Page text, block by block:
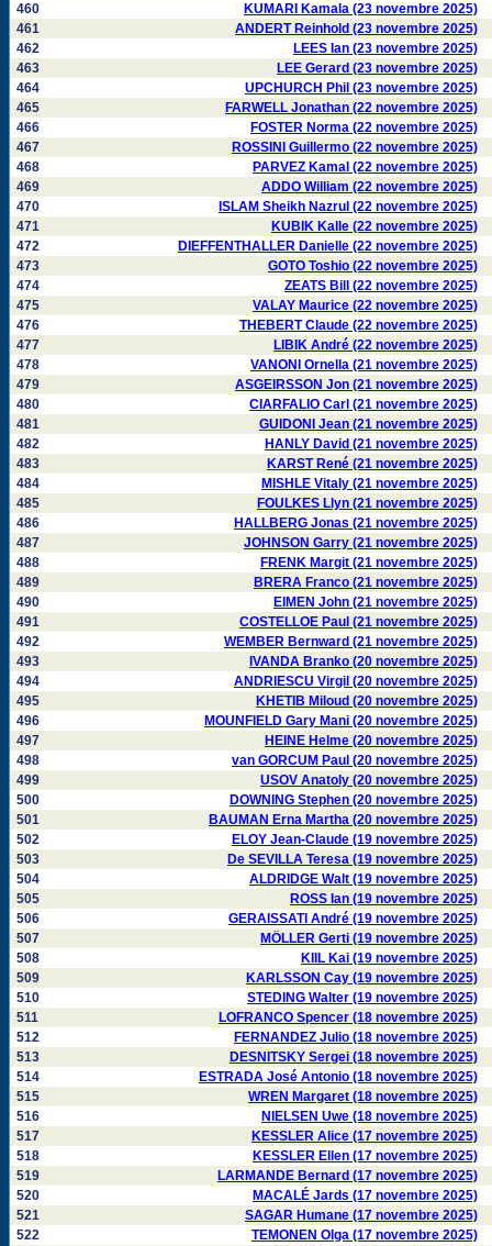
460
KUMARI Kamala (23 novembre 2025)
461
ANDERT Reinhold (23 novembre 2025)
462
LEES Ian (23 novembre 2025)
463
LEE Gerard (23 novembre 2025)
464
UPCHURCH Phil (23 novembre 2025)
465
FARWELL Jonathan (22 novembre 2025)
466
FOSTER Norma (22 novembre 2025)
467
ROSSINI Guillermo (22 novembre 2025)
468
PARVEZ Kamal (22 novembre 2025)
469
ADDO William (22 novembre 2025)
470
ISLAM Sheikh Nazrul (22 novembre 2025)
471
KUBIK Kalle (22 novembre 2025)
472
DIEFFENTHALLER Danielle (22 novembre 2025)
473
GOTO Toshio (22 novembre 2025)
474
ZEATS Bill (22 novembre 2025)
475
VALAY Maurice (22 novembre 2025)
476
THEBERT Claude (22 novembre 2025)
477
LIBIK André (22 novembre 2025)
478
VANONI Ornella (21 novembre 2025)
479
ASGEIRSSON Jon (21 novembre 2025)
480
CIARFALIO Carl (21 novembre 2025)
481
GUIDONI Jean (21 novembre 2025)
482
HANLY David (21 novembre 2025)
483
KARST René (21 novembre 2025)
484
MISHLE Vitaly (21 novembre 2025)
485
FOULKES Llyn (21 novembre 2025)
486
HALLBERG Jonas (21 novembre 2025)
487
JOHNSON Garry (21 novembre 2025)
488
FRENK Margit (21 novembre 2025)
489
BRERA Franco (21 novembre 2025)
490
EIMEN John (21 novembre 2025)
491
COSTELLOE Paul (21 novembre 2025)
492
WEMBER Bernward (21 novembre 2025)
493
IVANDA Branko (20 novembre 2025)
494
ANDRIESCU Virgil (20 novembre 2025)
495
KHETIB Miloud (20 novembre 2025)
496
MOUNFIELD Gary Mani (20 novembre 2025)
497
HEINE Helme (20 novembre 2025)
498
van GORCUM Paul (20 novembre 2025)
499
USOV Anatoly (20 novembre 2025)
500
DOWNING Stephen (20 novembre 2025)
501
BAUMAN Erna Martha (20 novembre 2025)
502
ELOY Jean-Claude (19 novembre 2025)
503
De SEVILLA Teresa (19 novembre 2025)
504
ALDRIDGE Walt (19 novembre 2025)
505
ROSS Ian (19 novembre 2025)
506
GERAISSATI André (19 novembre 2025)
507
MÖLLER Gerti (19 novembre 2025)
508
KIIL Kai (19 novembre 2025)
509
KARLSSON Cay (19 novembre 2025)
510
STEDING Walter (19 novembre 2025)
511
LOFRANCO Spencer (18 novembre 2025)
512
FERNANDEZ Julio (18 novembre 2025)
513
DESNITSKY Sergei (18 novembre 2025)
514
ESTRADA José Antonio (18 novembre 2025)
515
WREN Margaret (18 novembre 2025)
516
NIELSEN Uwe (18 novembre 2025)
517
KESSLER Alice (17 novembre 2025)
518
KESSLER Ellen (17 novembre 2025)
519
LARMANDE Bernard (17 novembre 2025)
520
MACALÉ Jards (17 novembre 2025)
521
SAGAR Humane (17 novembre 2025)
522
TEMONEN Olga (17 novembre 2025)